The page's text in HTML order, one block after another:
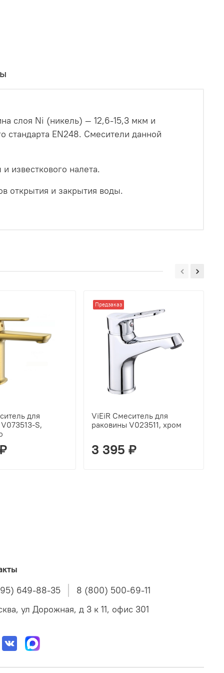
слоя Ni (никель) — 12,6-15,3 мкм и
стандарта EN248. Смесители данной
известкового налета.
открытия и закрытия воды.
для
S,
Предзаказ
ViEiR Смеситель для
раковины V023511, хром
3 395 ₽
649-88-35
8 (800) 500-69-11
ул Дорожная, д 3 к 11, офис 301